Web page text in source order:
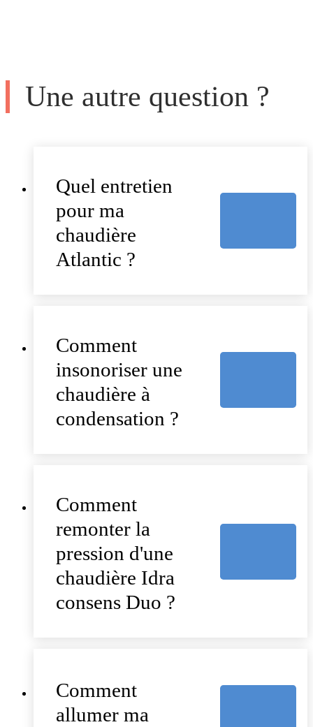
Une autre question ?
Quel entretien
pour ma
chaudière
Atlantic ?
Comment
insonoriser une
chaudière à
condensation ?
Comment
remonter la
pression d'une
chaudière Idra
consens Duo ?
Comment
allumer ma